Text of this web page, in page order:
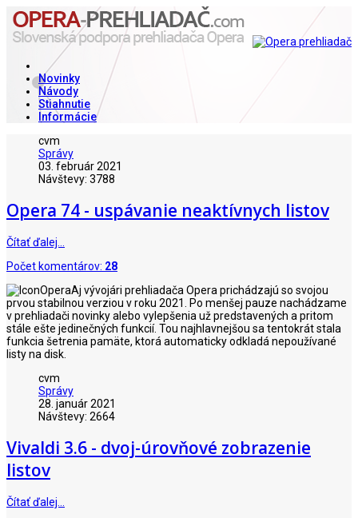
Novinky
Návody
Stiahnutie
Informácie
cvm
Správy
03. február 2021
Návštevy: 3788
Opera 74 - uspávanie neaktívnych listov
Čítať ďalej…
Počet komentárov: 28
Aj vývojári prehliadača Opera prichádzajú so svojou
prvou stabilnou verziou v roku 2021. Po menšej pauze nachádzame
v prehliadači novinky alebo vylepšenia už predstavených a pritom
stále ešte jedinečných funkcií. Tou najhlavnejšou sa tentokrát stala
funkcia šetrenia pamäte, ktorá automaticky odkladá nepoužívané
listy na disk.
cvm
Správy
28. január 2021
Návštevy: 2664
Vivaldi 3.6 - dvoj-úrovňové zobrazenie
listov
Čítať ďalej…